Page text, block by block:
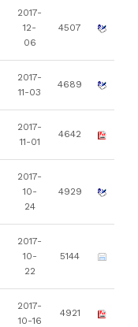
2017-
12-
06
4507
2017-
11-03
4689
2017-
11-01
4642
2017-
10-
24
4929
2017-
10-
22
5144
2017-
10-16
4921